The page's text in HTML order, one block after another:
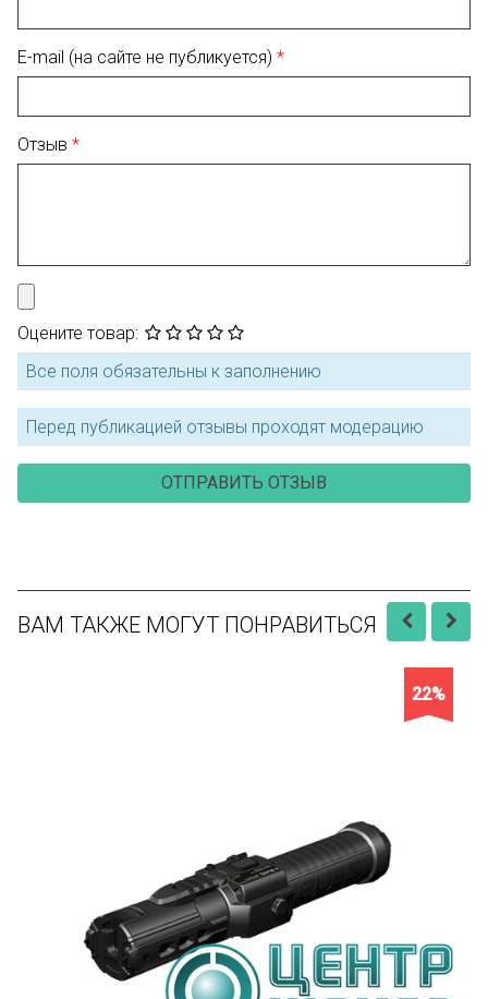
E-mail (на сайте не публикуется)
Отзыв
Оцените товар:
Все поля обязательны к заполнению
Перед публикацией отзывы проходят модерацию
ВАМ ТАКЖЕ МОГУТ ПОНРАВИТЬСЯ
22%